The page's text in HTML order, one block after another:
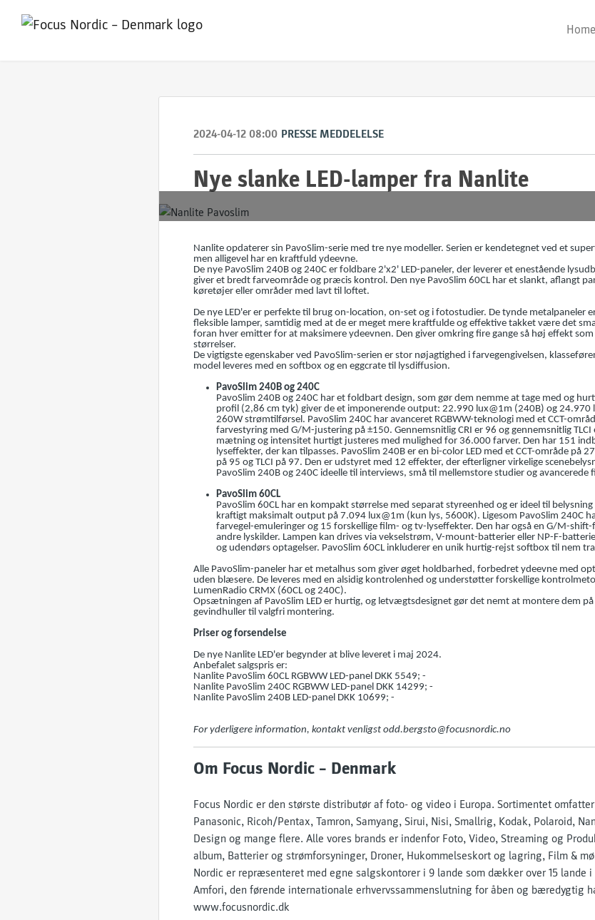
Home
2024-04-12 08:00 PRESSE MEDDELELSE
Nye slanke LED-lamper fra Nanlite
Nanlite opdaterer sin PavoSlim-serie med tre nye modeller. Serien er kendetegnet ved et
men alligevel har en kraftfuld ydeevne.
De nye PavoSlim 240B og 240C er foldbare 2'x2' LED-paneler, der leverer et enestående
giver et bredt farveområde og præcis kontrol. Den nye PavoSlim 60CL har et slankt, aflangt
køretøjer eller områder med lavt til loftet.
De nye LED'er er perfekte til brug on-location, on-set og i fotostudier. De tynde metalpaneler
fleksible lamper, samtidig med at de er meget mere kraftfulde og effektive takket være det
foran hver emitter for at maksimere ydeevnen. Den giver omkring fire gange så høj effekt
størrelser.
De vigtigste egenskaber ved PavoSlim-serien er stor nøjagtighed i farvegengivelsen,
model leveres med en softbox og en eggcrate til lysdiffusion.
PavoSlim 240B og 240C
PavoSlim 240B og 240C har et foldbart design, som gør dem nemme at tage med og
profil (2,86 cm tyk) giver de et imponerende output: 22.990 lux@1m (240B) og 24.970
260W strømtilførsel. PavoSlim 240C har avanceret RGBWW-teknologi med et CCT-
farvestyring med G/M-justering på ±150. Gennemsnitlig CRI er 96 og gennemsnitlig
mætning og intensitet hurtigt justeres med mulighed for 36.000 farver. Den har 151
lyseffekter, der kan tilpasses. PavoSlim 240B er en bi-color LED med et CCT-område på
på 95 og TLCI på 97. Den er udstyret med 12 effekter, der efterligner virkelige
PavoSlim 240B og 240C ideelle til interviews, små til mellemstore studier og
PavoSlim 60CL
PavoSlim 60CL har en kompakt størrelse med separat styreenhed og er ideel til
kraftigt maksimalt output på 7.094 lux@1m (kun lys, 5600K). Ligesom PavoSlim 240C
farvegel-emuleringer og 15 forskellige film- og tv-lyseffekter. Den har også en G/M-
andre lyskilder. Lampen kan drives via vekselstrøm, V-mount-batterier eller NP-F-
og udendørs optagelser. PavoSlim 60CL inkluderer en unik hurtig-rejst softbox til nem
Alle PavoSlim-paneler har et metalhus som giver øget holdbarhed, forbedret ydeevne med
uden blæsere. De leveres med en alsidig kontrolenhed og understøtter forskellige
LumenRadio CRMX (60CL og 240C).
Opsætningen af PavoSlim LED er hurtig, og letvægtsdesignet gør det nemt at montere dem
gevindhuller til valgfri montering.
Priser og forsendelse
De nye Nanlite LED'er begynder at blive leveret i maj 2024.
Anbefalet salgspris er:
Nanlite PavoSlim 60CL RGBWW LED-panel DKK 5549; -
Nanlite PavoSlim 240C RGBWW LED-panel DKK 14299; -
Nanlite PavoSlim 240B LED-panel DKK 10699; -
For yderligere information, kontakt venligst odd.bergsto@focusnordic.no
Om Focus Nordic – Denmark
Focus Nordic er den største distributør af foto- og video i Europa. Sortimentet
Panasonic, Ricoh/Pentax, Tamron, Samyang, Sirui, Nisi, Smallrig, Kodak, Polaroid,
Design og mange flere. Alle vores brands er indenfor Foto, Video, Streaming og
album, Batterier og strømforsyninger, Droner, Hukommelseskort og lagring, Film &
Nordic er repræsenteret med egne salgskontorer i 9 lande som dækker over 15 lande i
Amfori, den førende internationale erhvervssammenslutning for åben og bæredygtig
www.focusnordic.dk